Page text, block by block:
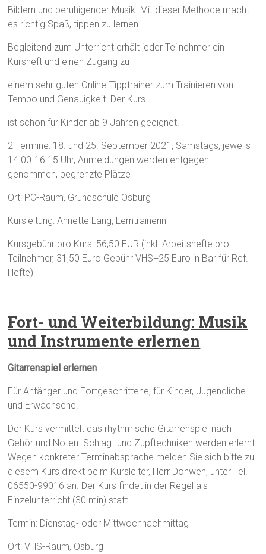
Bildern und beruhigender Musik. Mit dieser Methode macht
es richtig Spaß, tippen zu lernen.
Begleitend zum Unterricht erhält jeder Teilnehmer ein
Kursheft und einen Zugang zu
einem sehr guten Online-Tipptrainer zum Trainieren von
Tempo und Genauigkeit. Der Kurs
ist schon für Kinder ab 9 Jahren geeignet.
2 Termine: 18. und 25. September 2021, Samstags, jeweils
14.00-16.15 Uhr, Anmeldungen werden entgegen
genommen, begrenzte Plätze
Ort: PC-Raum, Grundschule Osburg
Kursleitung: Annette Lang, Lerntrainerin
Kursgebühr pro Kurs: 56,50 EUR (inkl. Arbeitshefte pro
Teilnehmer, 31,50 Euro Gebühr VHS+25 Euro in Bar für Ref.
Hefte)
Fort- und Weiterbildung: Musik
und Instrumente erlernen
Gitarrenspiel erlernen
Für Anfänger und Fortgeschrittene, für Kinder, Jugendliche
und Erwachsene.
Der Kurs vermittelt das rhythmische Gitarrenspiel nach
Gehör und Noten. Schlag- und Zupftechniken werden erlernt.
Wegen konkreter Terminabsprache melden Sie sich bitte zu
diesem Kurs direkt beim Kursleiter, Herr Donwen, unter Tel.
06550-99016 an. Der Kurs findet in der Regel als
Einzelunterricht (30 min) statt.
Termin: Dienstag- oder Mittwochnachmittag
Ort: VHS-Raum, Osburg